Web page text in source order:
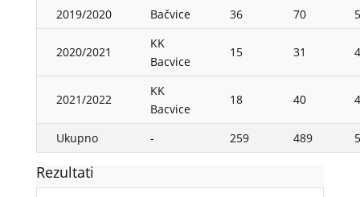
2019/2020
Bačvice 36 70
2020/2021
KK
Bacvice
15 31
2021/2022
KK
Bacvice
18 40
Ukupno - 259 489
Rezultati